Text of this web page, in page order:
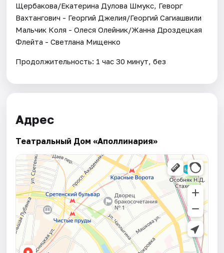
Щербакова/Екатерина Дулова Шмукс, Геворг
Вахтангович - Георгий Джелия/Георгий Сагиашвили
Мальчик Коля - Олеся Олейник/Жанна Дроздецкая
Флейта - Светлана Мищенко
Продолжительность: 1 час 30 минут, без
Адрес
Театральный Дом «Аполлинария»